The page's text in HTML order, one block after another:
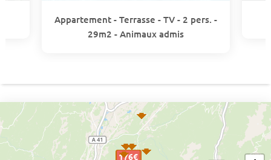
Appartement - Terrasse - TV - 2 pers. -
29m2 - Animaux admis
660 €
176€
507€
176€
507€
176€